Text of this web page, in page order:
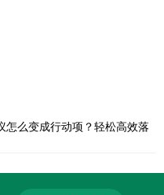
么变成行动项？轻松高效落